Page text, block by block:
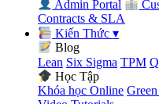
Admin Portal
Contracts & SLA
Kiến Thức▾
Blog
Lean Six Sigma TPM
Học Tập
Khóa học Online